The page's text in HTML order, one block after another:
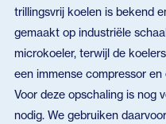
trillingsvrij koelen is bekend
gemaakt op industriële
microkoeler, terwijl de
een immense compressor
Voor deze opschaling is nog
nodig. We gebruiken